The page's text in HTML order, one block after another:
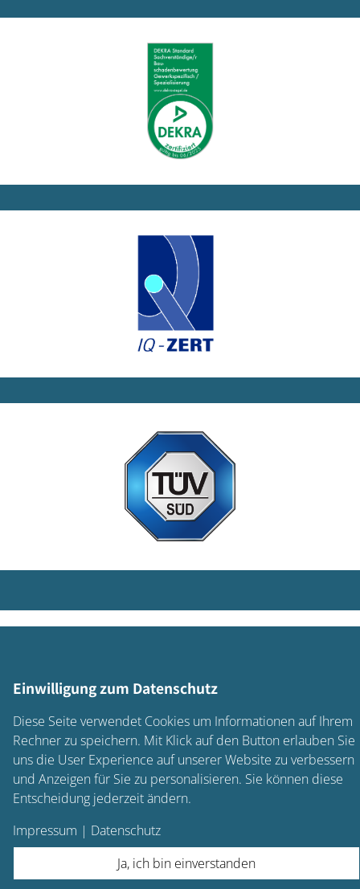
Einwilligung zum Datenschutz
Diese Seite verwendet Cookies um Informationen auf Ihrem
Rechner zu speichern. Mit Klick auf den Button erlauben Sie
uns die User Experience auf unserer Website zu verbessern
und Anzeigen für Sie zu personalisieren. Sie können diese
Entscheidung jederzeit ändern.
Impressum | Datenschutz
Ja, ich bin einverstanden